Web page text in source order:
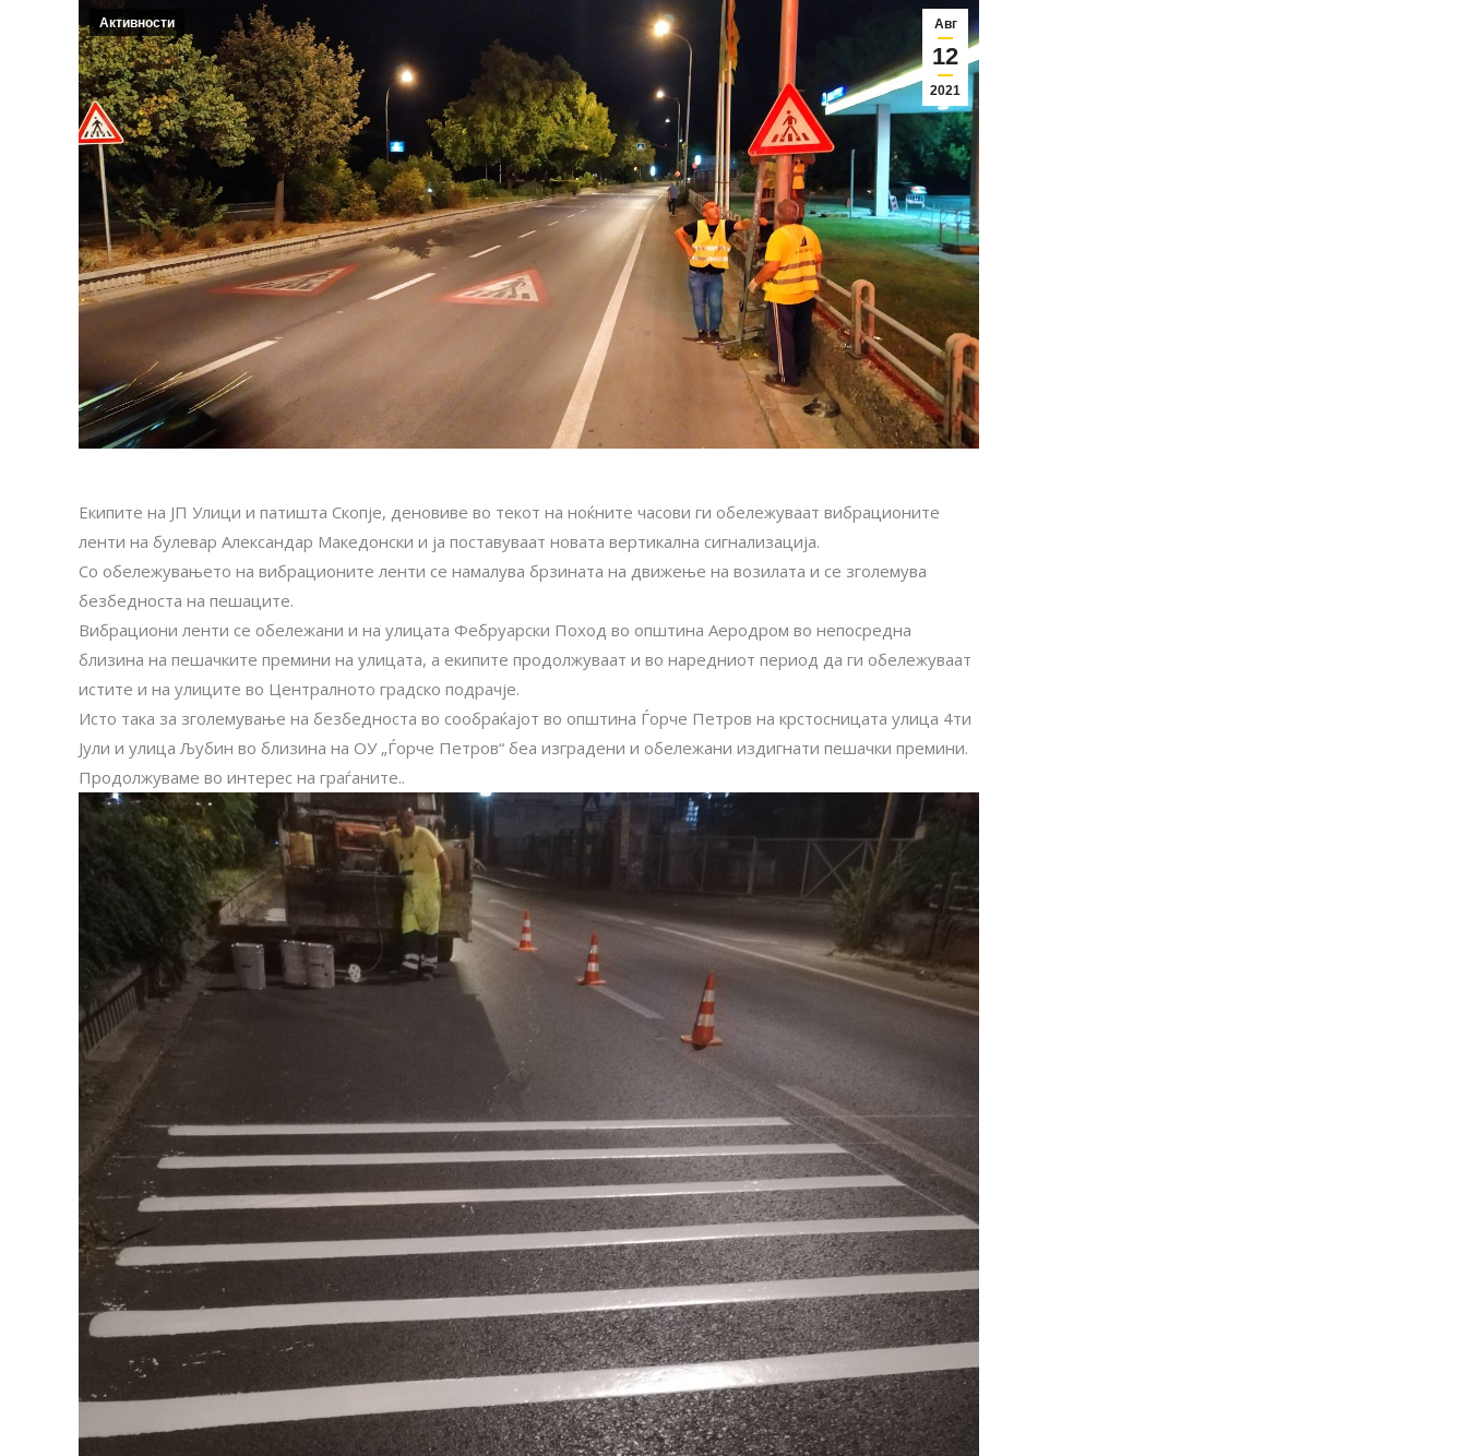
Авг
12
2021
Активности
Екипите на ЈП Улици и патишта Скопје, деновиве во текот на ноќните часови ги обележуваат вибрационите
ленти на булевар Александар Македонски и ја поставуваат новата вертикална сигнализација.
Со обележувањето на вибрационите ленти се намалува брзината на движење на возилата и се зголемува
безбедноста на пешаците.
Вибрациони ленти се обележани и на улицата Фебруарски Поход во општина Аеродром во непосредна
близина на пешачките премини на улицата, а екипите продолжуваат и во наредниот период да ги обележуваат
истите и на улиците во Централното градско подрачје.
Исто така за зголемување на безбедноста во сообраќајот во општина Ѓорче Петров на крстосницата улица 4ти
Јули и улица Љубин во близина на ОУ „Ѓорче Петров“ беа изградени и обележани издигнати пешачки премини.
Продолжуваме во интерес на граѓаните..